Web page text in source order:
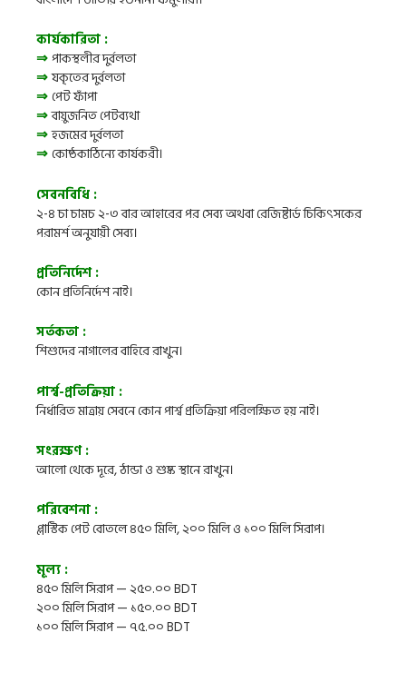
কার্যকারিতা :
⇒পাকস্থলীর দুর্বলতা
⇒যকৃতের দুর্বলতা
⇒ পেট ফাঁপা
⇒বায়ুজনিত পেটব্যথা
⇒হজমের দুর্বলতা
⇒ কোষ্ঠকাঠিন্যে কার্যকরী।
সেবনবিধি :
২-৪ চা চামচ ২-৩ বার আহারের পর সেব্যঅথবা রেজিষ্টার্ড চিকিৎসকের
পরামর্শ অনুযায়ী সেব্য।
প্রতিনির্দেশ :
কোন প্রতিনির্দেশ নাই।
সর্তকতা :
শিশুদের নাগালের বাহিরে রাখুন।
পার্শ্ব-প্রতিক্রিয়া :
নির্ধারিত মাত্রায় সেবনে কোন পার্শ্ব প্রতিক্রিয়া পরিলক্ষিত হয় নাই।
সংরক্ষণ :
আলো থেকে দূরে, ঠান্ডা ও শুষ্ক স্থানে রাখুন।
পরিবেশনা :
প্লাস্টিক পেট বোতলে ৪৫০ মিলি, ২০০ মিলি ও ১০০ মিলি সিরাপ।
মূল্য :
৪৫০ মিলি সিরাপ — ২৫০.০০ BDT
২০০ মিলি সিরাপ — ১৫০.০০ BDT
১০০ মিলি সিরাপ — ৭৫.০০ BDT